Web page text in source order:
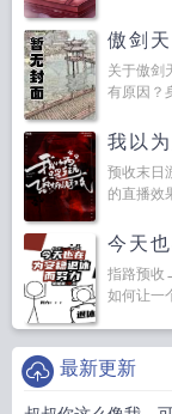
傲剑
关于傲剑
有原因？
我以
预收末日
的直播效
今天
指路预收
如何让一
最新更新